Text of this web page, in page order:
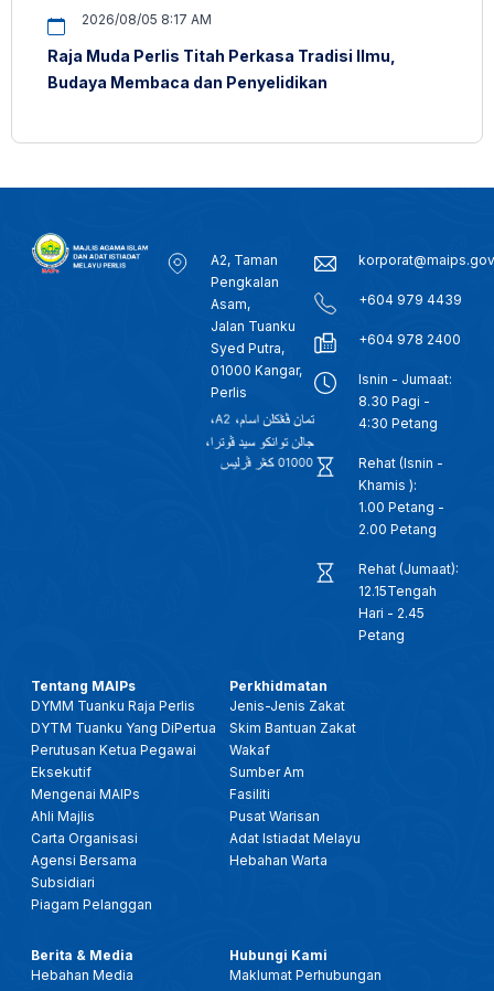
2026/08/05 8:17 AM
Raja Muda Perlis Titah Perkasa Tradisi Ilmu,
Budaya Membaca dan Penyelidikan
A2, Taman
Pengkalan
Asam,
Jalan Tuanku
Syed Putra,
01000 Kangar,
Perlis
+604 979 4439
+604 978 2400
Isnin - Jumaat:
8.30 Pagi -
4:30 Petang
Rehat (Isnin -
Khamis ):
1.00 Petang -
2.00 Petang
Rehat (Jumaat):
12.15Tengah
Hari - 2.45
Petang
Tentang MAIPs
DYMM Tuanku Raja Perlis
DYTM Tuanku Yang DiPertua
Perutusan Ketua Pegawai
Eksekutif
Mengenai MAIPs
Ahli Majlis
Carta Organisasi
Agensi Bersama
Subsidiari
Piagam Pelanggan
Perkhidmatan
Jenis-Jenis Zakat
Skim Bantuan Zakat
Wakaf
Sumber Am
Fasiliti
Pusat Warisan
Adat Istiadat Melayu
Hebahan Warta
Berita & Media
Hebahan Media
Hubungi Kami
Maklumat Perhubungan